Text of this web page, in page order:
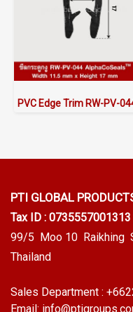
PTI GLOBAL
Tax ID : 0735557001313
99/5 Moo 10 Raikhing
Thailand
Sales Department :
Email: